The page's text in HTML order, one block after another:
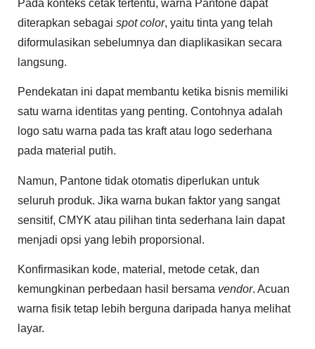
Pada konteks cetak tertentu, warna Pantone dapat
diterapkan sebagai spot color, yaitu tinta yang telah
diformulasikan sebelumnya dan diaplikasikan secara
langsung.
Pendekatan ini dapat membantu ketika bisnis memiliki
satu warna identitas yang penting. Contohnya adalah
logo satu warna pada tas kraft atau logo sederhana
pada material putih.
Namun, Pantone tidak otomatis diperlukan untuk
seluruh produk. Jika warna bukan faktor yang sangat
sensitif, CMYK atau pilihan tinta sederhana lain dapat
menjadi opsi yang lebih proporsional.
Konfirmasikan kode, material, metode cetak, dan
kemungkinan perbedaan hasil bersama vendor. Acuan
warna fisik tetap lebih berguna daripada hanya melihat
layar.